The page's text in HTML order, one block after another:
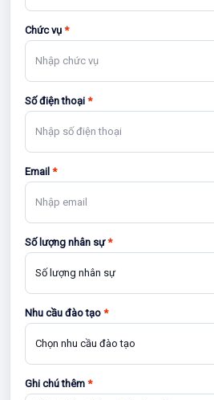
Chức vụ *
Số điện thoại *
Email *
Số lượng nhân sự*
Nhu cầu đào tạo *
Ghi chú thêm *